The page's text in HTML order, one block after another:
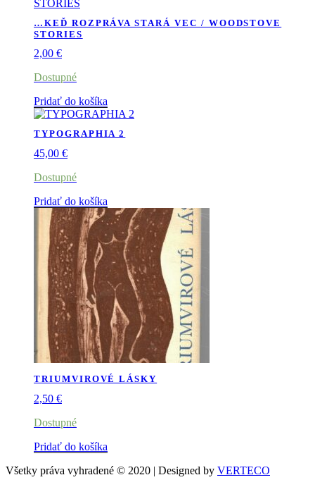
…KEĎ ROZPRÁVA STARÁ VEC / WOODSTOVE
STORIES
2,00 €
Dostupné
Pridať do košíka
TYPOGRAPHIA 2
45,00 €
Dostupné
Pridať do košíka
TRIUMVIROVÉ LÁSKY
2,50 €
Dostupné
Pridať do košíka
Všetky práva vyhradené © 2020 | Designed by VERTECO